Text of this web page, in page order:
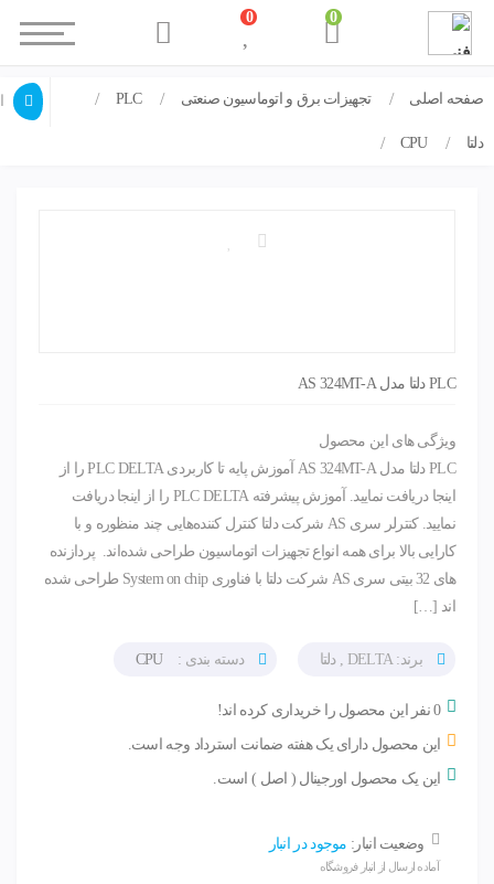
صفحه اصلی تجهیزات برق و اتوماسیون صنعتی PLC
دلتا CPU
PLC دلتا مدل AS 324MT-A
ویژگی های این محصول
PLC دلتا مدل AS 324MT-A آموزش پایه تا کاربردی PLC DELTA را از
اینجا دریافت نمایید. آموزش پیشرفته PLC DELTA را از اینجا دریافت
نمایید. کنترلر سری AS شرکت دلتا کنترل کننده‌هایی چند منظوره و با
کارایی بالا برای همه انواع تجهیزات اتوماسیون طراحی شده‌اند. پردازنده
های 32 بیتی سری AS شرکت دلتا با فناوری System on chip طراحی شده
اند […]
برند: DELTA , دلتا دسته بندی : CPU
0 نفر این محصول را خریداری کرده اند!
این محصول دارای یک هفته ضمانت استرداد وجه است.
این یک محصول اورجینال ( اصل ) است.
وضعیت انبار: موجود در انبار
آماده ارسال از انبار فروشگاه
0
0